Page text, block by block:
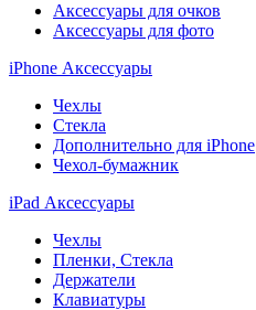
Аксессуары для очков
Аксессуары для фото
iPhone Аксессуары
Чехлы
Стекла
Дополнительно для iPhone
Чехол-бумажник
iPad Аксессуары
Чехлы
Пленки, Стекла
Держатели
Клавиатуры